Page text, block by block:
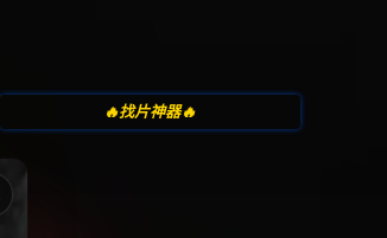
🔥找片神器🔥